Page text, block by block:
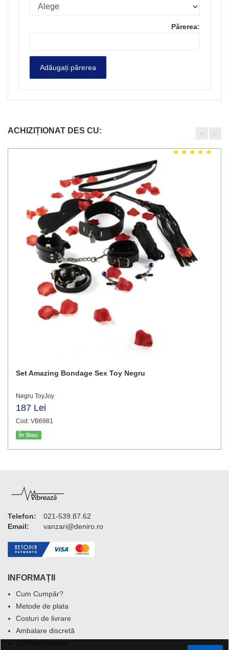
Părerea:
ACHIZIȚIONAT DES CU:
Set Amazing Bondage Sex Toy Negru
Negru ToyJoy
187 Lei
Cod: VB6981
În Stoc
< >
Telefon:
021-539.87.62
Email:
vanzari@deniro.ro
INFORMAȚII
Cum Cumpăr?
Metode de plata
Costuri de livrare
Ambalare discretă